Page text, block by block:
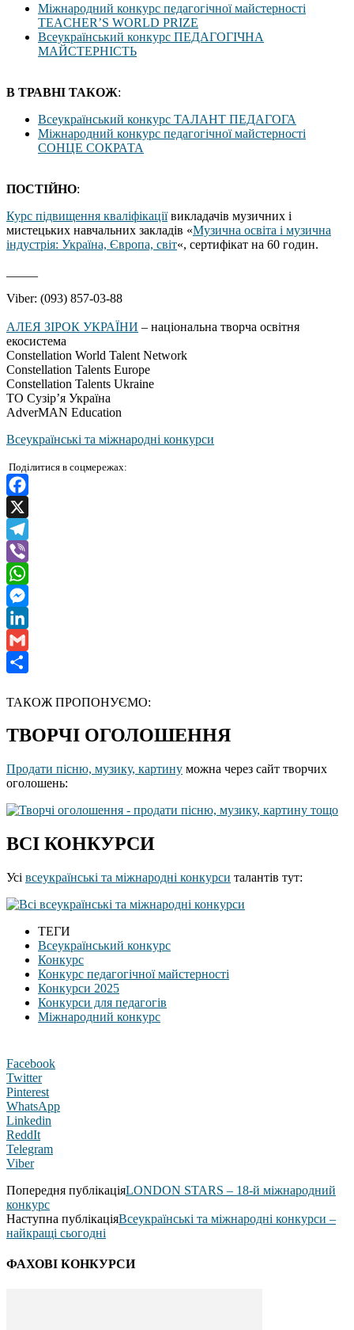
Міжнародний конкурс педагогічної майстерності
TEACHER’S WORLD PRIZE
Всеукраїнський конкурс ПЕДАГОГІЧНА
МАЙСТЕРНІСТЬ
В ТРАВНІ ТАКОЖ:
Всеукраїнський конкурс ТАЛАНТ ПЕДАГОГА
Міжнародний конкурс педагогічної майстерності
СОНЦЕ СОКРАТА
ПОСТІЙНО:
Курс підвищення кваліфікаціївикладачів музичних і
мистецьких навчальних закладів «Музична освіта і музична
індустрія: Україна, Європа, світ«, сертифікат на 60 годин.
Viber: (093) 857-03-88
АЛЕЯ ЗІРОК УКРАЇНИ – національна творча освітня
екосистема
Constellation World Talent Network
Constellation Talents Europe
Constellation Talents Ukraine
ТО Сузір’я Україна
AdverMAN Education
Всеукраїнські та міжнародні конкурси
Поділитися в соцмережах:
Facebook
X
Telegram
Viber
WhatsApp
Messenger
LinkedIn
Gmail
ТАКОЖ ПРОПОНУЄМО:
ТВОРЧІ ОГОЛОШЕННЯ
Продати пісню, музику, картину можна через сайт творчих
оголошень:
ВСІ КОНКУРСИ
Усі всеукраїнські та міжнародні конкурси талантів тут:
ТЕГИ
Всеукраїнський конкурс
Конкурс
Конкурс педагогічної майстерності
Конкурси 2025
Конкурси для педагогів
Міжнародний конкурс
Facebook
Twitter
Pinterest
WhatsApp
Linkedin
ReddIt
Telegram
Viber
Попередня публікаціяLONDON STARS – 18-й міжнародний
конкурс
Наступна публікаціяВсеукраїнські та міжнародні конкурси –
найкращі сьогодні
ФАХОВІ КОНКУРСИ